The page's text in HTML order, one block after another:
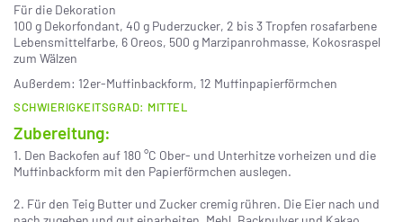
Für die Dekoration
100 g Dekorfondant, 40 g Puderzucker, 2 bis 3 Tropfen rosafarbene
Lebensmittelfarbe, 6 Oreos, 500 g Marzipanrohmasse, Kokosraspel
zum Wälzen
Außerdem: 12er-Muffinbackform, 12 Muffinpapierförmchen
SCHWIERIGKEITSGRAD: MITTEL
Zubereitung:
1. Den Backofen auf 180 °C Ober- und Unterhitze vorheizen und die
Muffinbackform mit den Papierförmchen auslegen.
2. Für den Teig Butter und Zucker cremig rühren. Die Eier nach und